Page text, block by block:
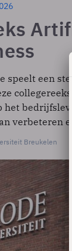
een
het
verbeteren
Breukelen